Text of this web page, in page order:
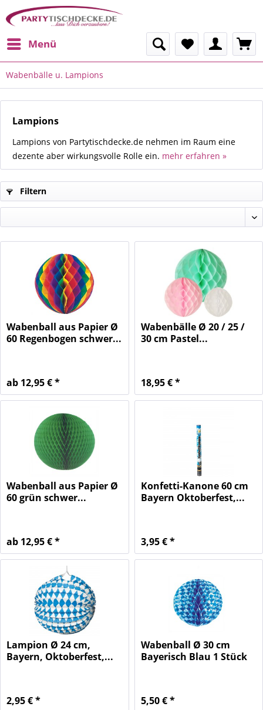
Menü
Wabenbälle u. Lampions
Lampions
Lampions von Partytischdecke.de nehmen im Raum eine
dezente aber wirkungsvolle Rolle ein. mehr erfahren »
Filtern
Wabenball aus Papier Ø
60 Regenbogen schwer...
ab 12,95 € *
Wabenbälle Ø 20 / 25 /
30 cm Pastel...
18,95 € *
Wabenball aus Papier Ø
60 grün schwer...
ab 12,95 € *
Konfetti-Kanone 60 cm
Bayern Oktoberfest,...
3,95 € *
Lampion Ø 24 cm,
Bayern, Oktoberfest,...
2,95 € *
Wabenball Ø 30 cm
Bayerisch Blau 1 Stück
5,50 € *